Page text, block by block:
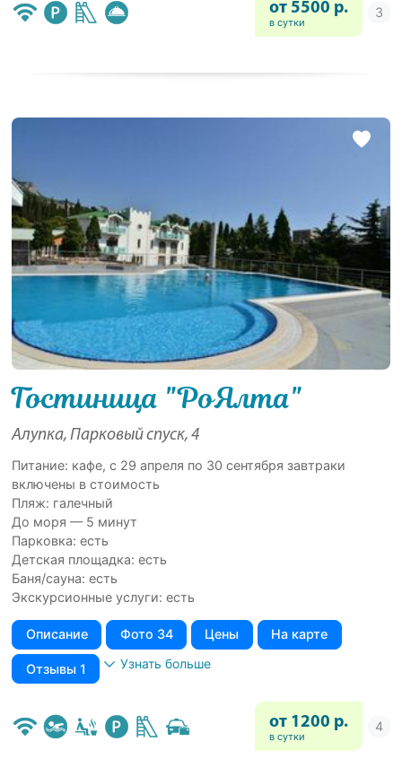
от 5500 р.
в сутки
Гостиница "РоЯлта"
Алупка, Парковый спуск, 4
Питание: кафе, с 29 апреля по 30 сентября завтраки
включены в стоимость
Пляж: галечный
До моря — 5 минут
Парковка: есть
Детская площадка: есть
Баня/сауна: есть
Экскурсионные услуги: есть
Описание Фото 34 Цены На карте
Отзывы 1 Узнать больше
от 1200 р.
в сутки